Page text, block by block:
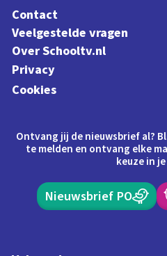
Contact
Veelgestelde vragen
Over Schooltv.nl
Privacy
Cookies
Ontvang jij de nieuwsbrief al?
te melden en ontvang elke
keuze in
Nieuwsbrief PO